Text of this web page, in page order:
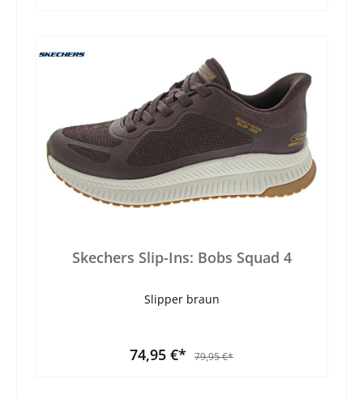
Skechers Slip-Ins: Bobs Squad 4
Slipper braun
74,95 €* 79,95 €*